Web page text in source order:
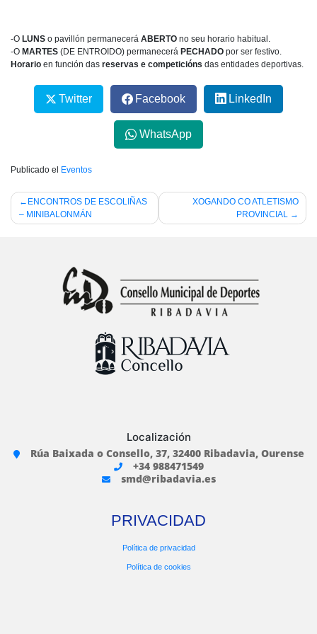
-O LUNS o pavillón permanecerá ABERTO no seu horario habitual.
-O MARTES (DE ENTROIDO) permanecerá PECHADO por ser festivo.
Horario en función das reservas e competicións das entidades deportivas.
Twitter Facebook LinkedIn
WhatsApp
Publicado el Eventos
Navegación
de
ENCONTROS DE ESCOLIÑAS
– MINIBALONMÁN
XOGANDO CO ATLETISMO
PROVINCIAL
Localización
Rúa Baixada o Consello, 37, 32400 Ribadavia, Ourense
+34 988471549
smd@ribadavia.es
PRIVACIDAD
Política de privacidad
Política de cookies